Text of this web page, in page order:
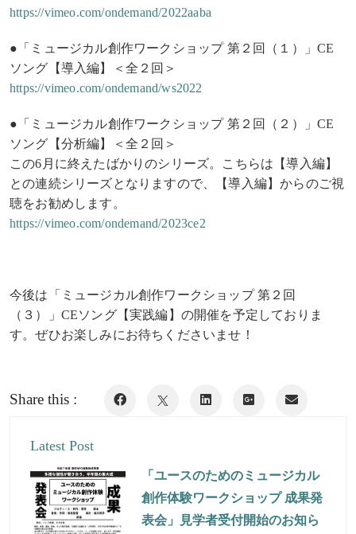
https://vimeo.com/ondemand/2022aaba
●「ミュージカル創作ワークショップ 第２回（１）」CE
ソング【導入編】＜全２回＞
https://vimeo.com/ondemand/ws2022
●「ミュージカル創作ワークショップ 第２回（２）」CE
ソング【分析編】＜全２回＞
この6月に終えたばかりのシリーズ。こちらは【導入編】
との連続シリーズとなりますので、【導入編】からのご視
聴をお勧めします。
https://vimeo.com/ondemand/2023ce2
今後は「ミュージカル創作ワークショップ 第２回
（３）」CEソング【実践編】の開催を予定しておりま
す。ぜひお楽しみにお待ちくださいませ！
Share this :
Latest Post
「ユースのためのミュージカル
創作体験ワークショップ 成果発
表会」見学者受付開始のお知ら